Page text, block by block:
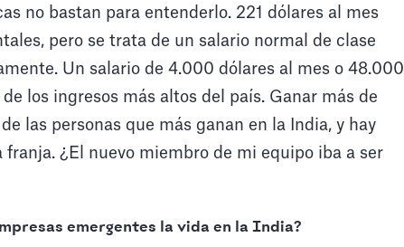
no bastan para entenderlo. 221 dólares al mes
pero se trata de un salario normal de clase
Un salario de 4.000 dólares al mes o 48.000
los ingresos más altos del país. Ganar más de
las personas que más ganan en la India, y hay
franja. ¿El nuevo miembro de mi equipo iba a ser
emergentes la vida en la India?